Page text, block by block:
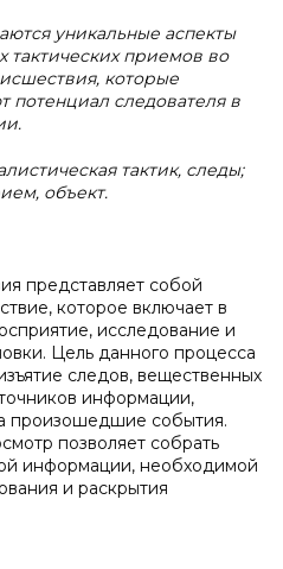
уникальные аспекты
приемов во
которые
потенциал следователя в
тактик, следы;
объект.
представляет собой
которое включает в
исследование и
Цель данного процесса
следов, вещественных
информации,
произошедшие события.
позволяет собрать
информации, необходимой
и раскрытия